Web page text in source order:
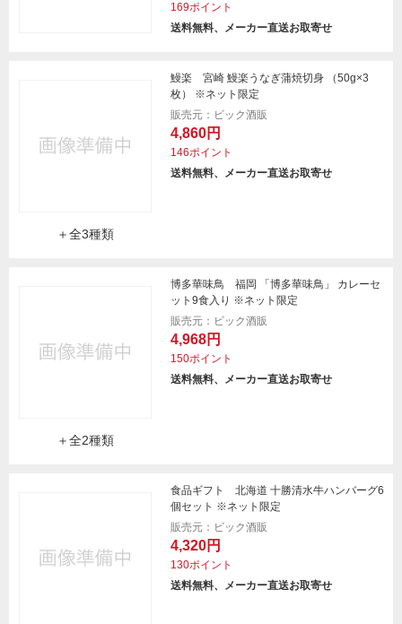
169ポイント
送料無料、メーカー直送お取寄せ
＋全3種類
鰻楽 宮崎 鰻楽うなぎ蒲焼切身 （50g×3
枚） ※ネット限定
販売元：ビック酒販
4,860円
146ポイント
送料無料、メーカー直送お取寄せ
＋全2種類
博多華味鳥 福岡 「博多華味鳥」 カレーセ
ット9食入り ※ネット限定
販売元：ビック酒販
4,968円
150ポイント
送料無料、メーカー直送お取寄せ
食品ギフト 北海道 十勝清水牛ハンバーグ6
個セット ※ネット限定
販売元：ビック酒販
4,320円
130ポイント
送料無料、メーカー直送お取寄せ